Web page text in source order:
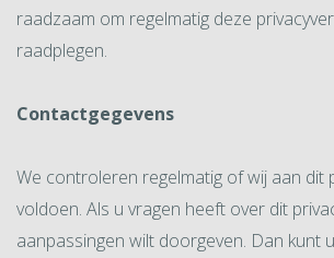
raadzaam om regelmatig deze
raadplegen.
Contactgegevens
We controleren regelmatig of wij aan dit
voldoen. Als u vragen heeft over dit
aanpassingen wilt doorgeven. Dan kunt